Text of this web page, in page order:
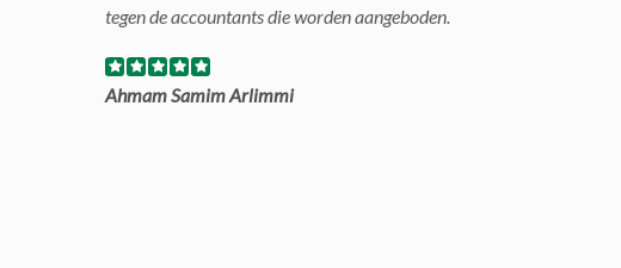
tegen de accountants die worden aangeboden.
Ahmam Samim Arlimmi